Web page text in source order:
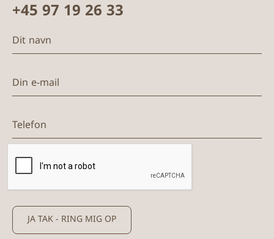
+45 97 19 26 33
JA TAK - RING MIG OP